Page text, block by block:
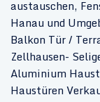
austauschen,
Hanau und
Balkon Tür /
Zellhausen-
Aluminium
Haustüren